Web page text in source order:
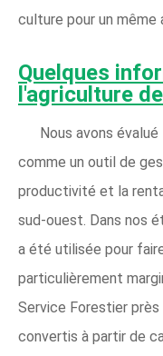
culture pour un même
Quelques
l'agriculture
Nous avons
comme un outil de
productivité et la
sud-ouest. Dans nos
a été utilisée pour
particulièrement
Service Forestier près
convertis à partir de